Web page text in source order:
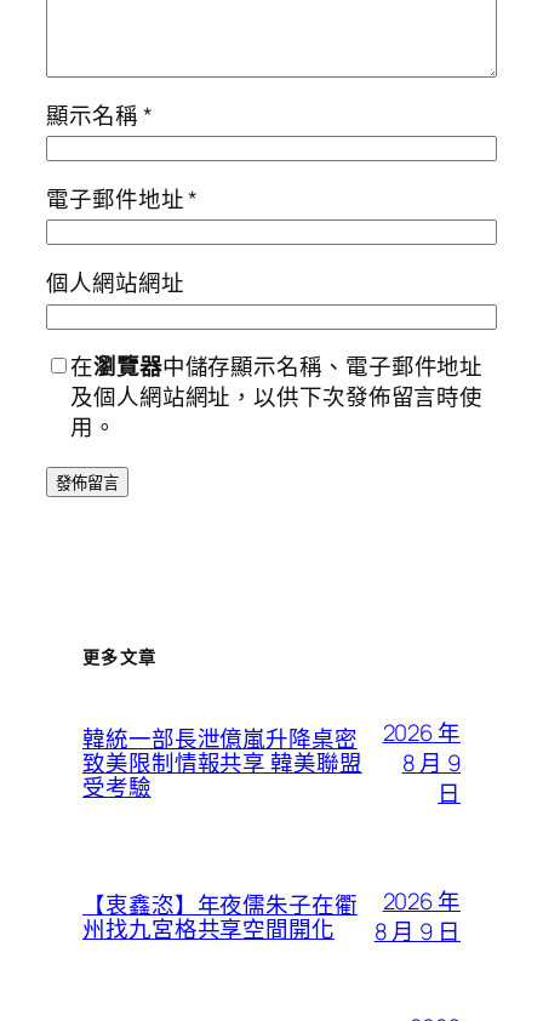
顯示名稱*
電子郵件地址*
個人網站網址
在瀏覽器中儲存顯示名稱、電子郵件地址
及個人網站網址，以供下次發佈留言時使
用。
更多文章
韓統一部長泄億嵐升降桌密
致美限制情報共享 韓美聯盟
受考驗
2026 年
8 月 9
日
【衷鑫恣】年夜儒朱子在衢
州找九宮格共享空間開化
2026 年
8 月 9 日